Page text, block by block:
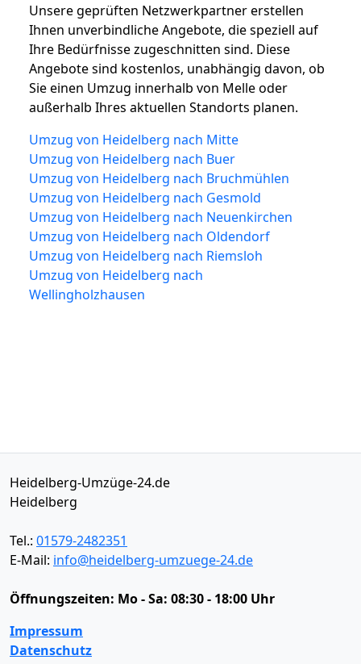
Unsere geprüften Netzwerkpartner erstellen
Ihnen unverbindliche Angebote, die speziell auf
Ihre Bedürfnisse zugeschnitten sind. Diese
Angebote sind kostenlos, unabhängig davon, ob
Sie einen Umzug innerhalb von Melle oder
außerhalb Ihres aktuellen Standorts planen.
Umzug von Heidelberg nach Mitte
Umzug von Heidelberg nach Buer
Umzug von Heidelberg nach Bruchmühlen
Umzug von Heidelberg nach Gesmold
Umzug von Heidelberg nach Neuenkirchen
Umzug von Heidelberg nach Oldendorf
Umzug von Heidelberg nach Riemsloh
Umzug von Heidelberg nach
Wellingholzhausen
Heidelberg-Umzüge-24.de
Heidelberg
Tel.: 01579-2482351
E-Mail: info@heidelberg-umzuege-24.de
Öffnungszeiten: Mo - Sa: 08:30 - 18:00 Uhr
Impressum
Datenschutz